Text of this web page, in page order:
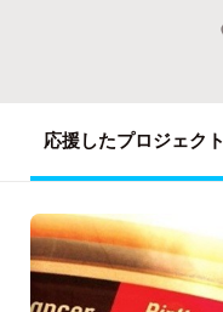
応援したプロジェクト